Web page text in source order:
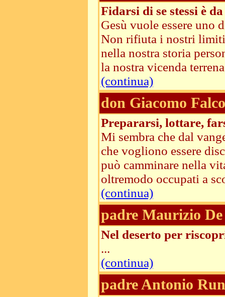
Fidarsi di se stessi è
Gesù vuole essere uno
Non rifiuta i nostri
nella nostra storia
la nostra vicenda
(continua)
don Giacomo
Prepararsi, lottare,
Mi sembra che dal
che vogliono essere
può camminare nella
oltremodo occupati a
(continua)
padre Maurizio De
Nel deserto per
...
(continua)
padre Antonio